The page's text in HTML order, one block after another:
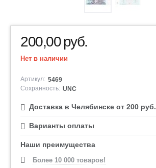
200,00руб.
Нет в наличии
Артикул: 5469
Сохранность: UNC
Доставка в Челябинске от 200 руб.
Варианты оплаты
Наши преимущества
Более 10 000 товаров!